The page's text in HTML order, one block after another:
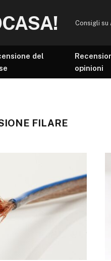
Consigli su
del
opinioni
FILARE